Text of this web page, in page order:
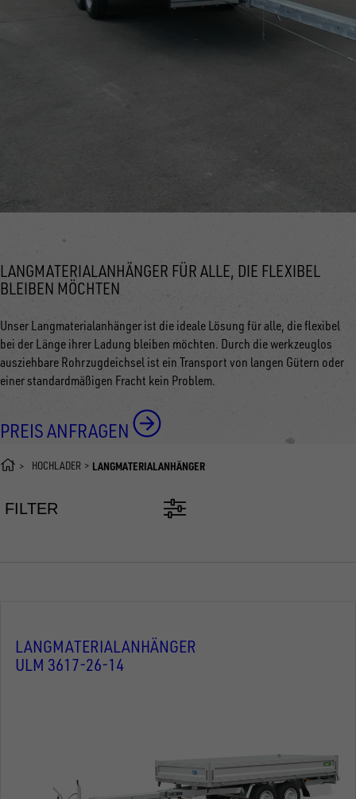
LANGMATERIALANHÄNGER FÜR ALLE, DIE FLEXIBEL
BLEIBEN MÖCHTEN
Unser Langmaterialanhänger ist die ideale Lösung für alle, die flexibel
bei der Länge ihrer Ladung bleiben möchten. Durch die werkzeuglos
ausziehbare Rohrzugdeichsel ist ein Transport von langen Gütern oder
einer standardmäßigen Fracht kein Problem.
PREIS ANFRAGEN
HOCHLADER LANGMATERIALANHÄNGER
FILTER
LANGMATERIALANHÄNGER
ULM 3617-26-14